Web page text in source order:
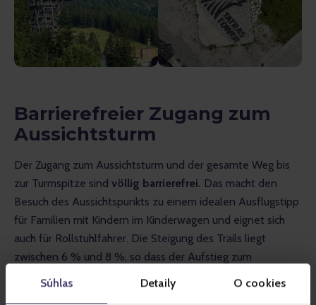
Súhlas Detaily O cookies
Barrierefreier Zugang zum
Aussichtsturm
Der Zugang zum Aussichtsturm und der gesamte Weg bis
zur Turmspitze sind völlig barrierefrei. Das macht den
Besuch des Aussichtspunkts zu einem idealen Ausflugstipp
für Familien mit Kindern im Kinderwagen und eignet sich
auch für Rollstuhlfahrer. Die Steigung des Trails liegt
zwischen 6 % und 8 %, so dass der Aufstieg zum
Aussichtspunkt auch für Personen mit eingeschränkter
Mobilität komfortabel ist. Atemberaubende Ausblicke auf